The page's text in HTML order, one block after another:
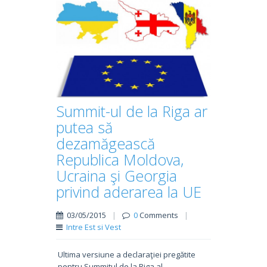
Summit-ul de la Riga ar
putea să
dezamăgească
Republica Moldova,
Ucraina şi Georgia
privind aderarea la UE
03/05/2015 | 0Comments
|
Intre Est si Vest
Ultima versiune a declaraţiei pregătite